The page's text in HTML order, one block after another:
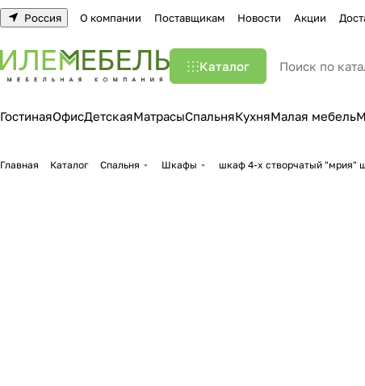
Россия О компании Поставщикам Новости Акции
Каталог
ГостинаяОфисДетскаяМатрасыСпальняКухняМалая мебель
Главная Каталог Спальня Шкафы шкаф 4-х створчатый "мрия"